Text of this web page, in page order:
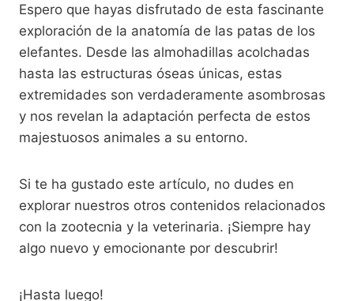
Espero que hayas disfrutado de esta fascinante
exploración de la anatomía de las patas de los
elefantes. Desde las almohadillas acolchadas
hasta las estructuras óseas únicas, estas
extremidades son verdaderamente asombrosas
y nos revelan la adaptación perfecta de estos
majestuosos animales a su entorno.
Si te ha gustado este artículo, no dudes en
explorar nuestros otros contenidos relacionados
con la zootecnia y la veterinaria. ¡Siempre hay
algo nuevo y emocionante por descubrir!
¡Hasta luego!